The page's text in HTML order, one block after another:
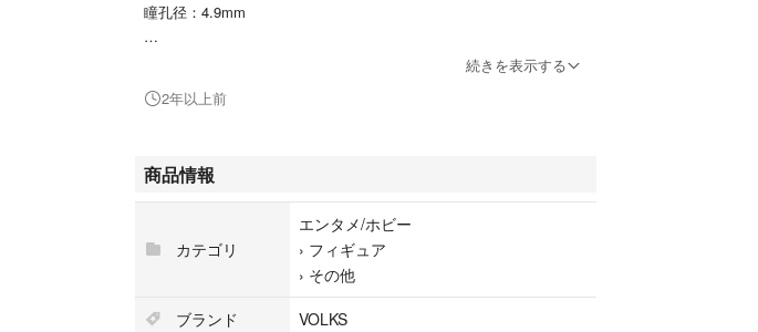
瞳孔径：4.9mm
#ボークス #ドールアイ #グラスアイ #volks #造形村続きを表示する
2年以上前
商品情報
カテゴリ
エンタメ/ホビー
› フィギュア
› その他
ブランド
VOLKS